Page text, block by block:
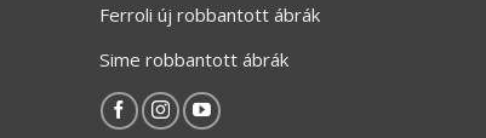
Ferroli új robbantott ábrák
Sime robbantott ábrák